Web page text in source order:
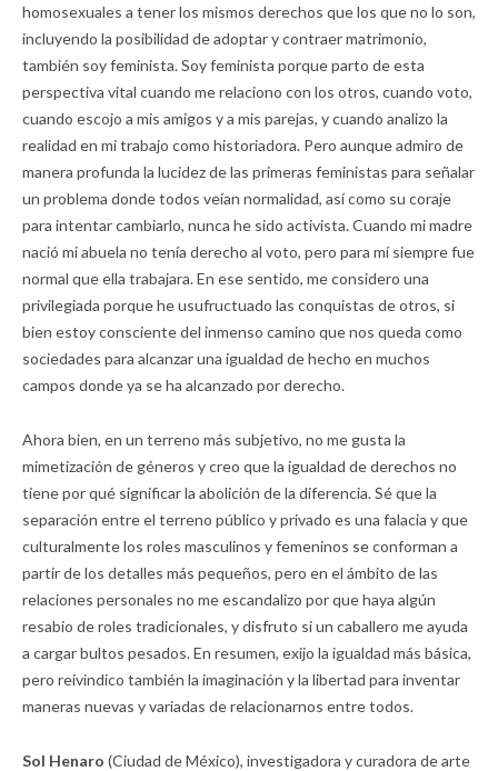
homosexuales a tener los mismos derechos que los que no lo son,
incluyendo la posibilidad de adoptar y contraer matrimonio,
también soy feminista. Soy feminista porque parto de esta
perspectiva vital cuando me relaciono con los otros, cuando voto,
cuando escojo a mis amigos y a mis parejas, y cuando analizo la
realidad en mi trabajo como historiadora. Pero aunque admiro de
manera profunda la lucidez de las primeras feministas para señalar
un problema donde todos veían normalidad, así como su coraje
para intentar cambiarlo, nunca he sido activista. Cuando mi madre
nació mi abuela no tenía derecho al voto, pero para mí siempre fue
normal que ella trabajara. En ese sentido, me considero una
privilegiada porque he usufructuado las conquistas de otros, si
bien estoy consciente del inmenso camino que nos queda como
sociedades para alcanzar una igualdad de hecho en muchos
campos donde ya se ha alcanzado por derecho.
Ahora bien, en un terreno más subjetivo, no me gusta la
mimetización de géneros y creo que la igualdad de derechos no
tiene por qué significar la abolición de la diferencia. Sé que la
separación entre el terreno público y privado es una falacia y que
culturalmente los roles masculinos y femeninos se conforman a
partir de los detalles más pequeños, pero en el ámbito de las
relaciones personales no me escandalizo por que haya algún
resabio de roles tradicionales, y disfruto si un caballero me ayuda
a cargar bultos pesados. En resumen, exijo la igualdad más básica,
pero reivindico también la imaginación y la libertad para inventar
maneras nuevas y variadas de relacionarnos entre todos.
Sol Henaro (Ciudad de México), investigadora y curadora de arte